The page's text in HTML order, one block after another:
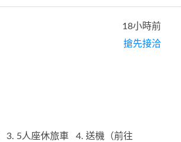
18小時前
搶先接洽
3. 5人座休旅車
4. 送機（前往